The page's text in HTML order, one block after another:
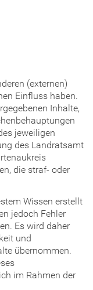
(externen)
Einfluss haben.
Inhalte,
jeweiligen
des Landratsamt
die straf- oder
Wissen erstellt
jedoch Fehler
Es wird daher
und
übernommen.
im Rahmen der